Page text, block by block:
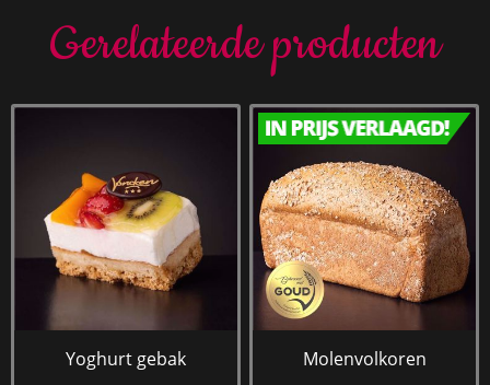
Gerelateerde producten
Yoghurt gebak Molenvolkoren